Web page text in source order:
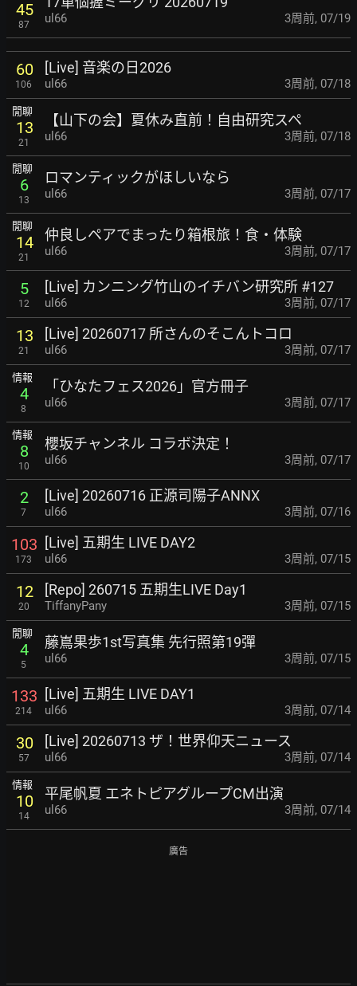
45
87 ul66 3周前, 07/19
60
106
[Live] 音楽の日2026
ul66 3周前, 07/18
閒聊
13
21
【山下の会】夏休み直前！自由研究スペ
ul66 3周前, 07/18
閒聊
6
13
ロマンティックがほしいなら
ul66 3周前, 07/17
閒聊
14
21
仲良しペアでまったり箱根旅！食・体験
ul66 3周前, 07/17
5
12
[Live] カンニング竹山のイチバン研究所 #127
ul66 3周前, 07/17
13
21
[Live] 20260717 所さんのそこんトコロ
ul66 3周前, 07/17
情報
4
8
「ひなたフェス2026」官方冊子
ul66 3周前, 07/17
情報
8
10
櫻坂チャンネル コラボ決定！
ul66 3周前, 07/17
2
7
[Live] 20260716 正源司陽子ANNX
ul66 3周前, 07/16
103
173
[Live] 五期生 LIVE DAY2
ul66 3周前, 07/15
12
20
[Repo] 260715 五期生LIVE Day1
TiffanyPany 3周前, 07/15
閒聊
4
5
藤嶌果歩1st写真集 先行照第19彈
ul66 3周前, 07/15
133
214
[Live] 五期生 LIVE DAY1
ul66 3周前, 07/14
30
57
[Live] 20260713 ザ！世界仰天ニュース
ul66 3周前, 07/14
情報
10
14
平尾帆夏 エネトピアグループCM出演
ul66 3周前, 07/14
廣告